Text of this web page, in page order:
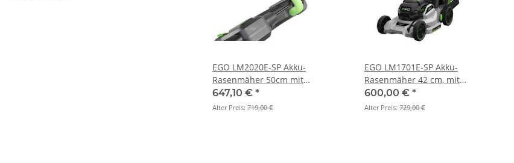
EGO LM2020E-SP Akku-
Rasenmäher 50cm mit
Radantrieb (Grundgerät)
647,10 € *
Alter Preis: 719,00 €
EGO LM1701E-SP Akku-
Rasenmäher 42 cm, mit
Radantrieb, Set inkl.4,0 Ah Akku
und Standardladegerät
600,00 € *
Alter Preis: 729,00 €